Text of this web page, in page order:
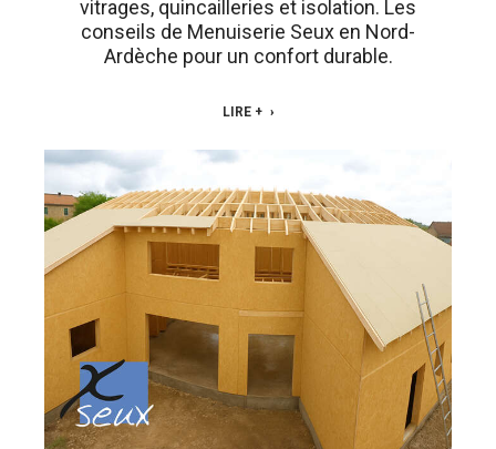
vitrages, quincailleries et isolation. Les
conseils de Menuiserie Seux en Nord-
Ardèche pour un confort durable.
LIRE +